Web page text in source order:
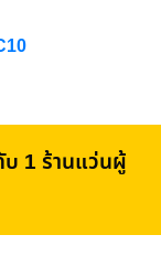
1 ร้านแว่นผู้